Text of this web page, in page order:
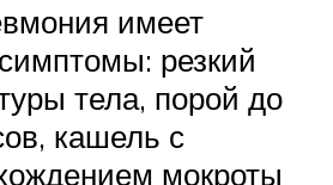
имеет
резкий
тела, порой до
кашель с
мокроты